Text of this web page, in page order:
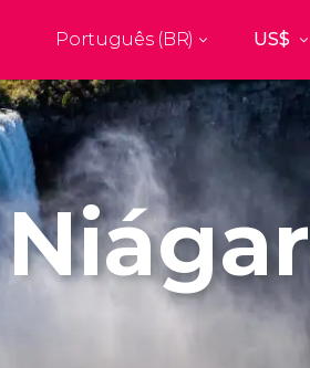
Top destinos
Nova York
Estados
Espanha
Milão
Português (BR)